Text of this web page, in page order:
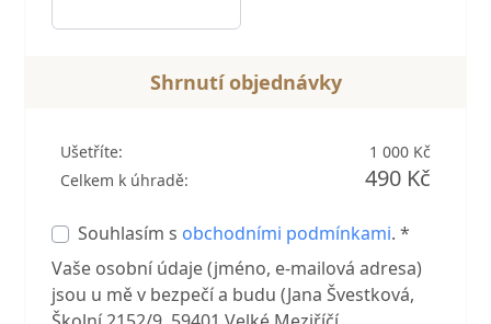
Shrnutí objednávky
Ušetříte:
1 000 Kč
Celkem k úhradě:
490 Kč
Souhlasím s obchodními podmínkami. *
Vaše osobní údaje (jméno, e-mailová adresa)
jsou u mě v bezpečí a budu (Jana Švestková,